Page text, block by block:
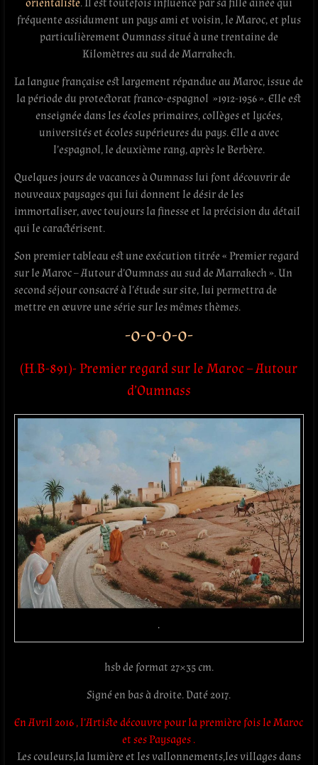
orientaliste. Il est toutefois influencé par sa fille ainée qui
fréquente assidument un pays ami et voisin, le Maroc, et plus
particulièrement Oumnass situé à une trentaine de
Kilomètres au sud de Marrakech.
La langue française est largement répandue au Maroc, issue de
la période du protectorat franco-espagnol »1912-1956 ». Elle est
enseignée dans les écoles primaires, collèges et lycées,
universités et écoles supérieures du pays. Elle a avec
l’espagnol, le deuxième rang, après le Berbère.
Quelques jours de vacances à Oumnass lui font découvrir de
nouveaux paysages qui lui donnent le désir de les
immortaliser, avec toujours la finesse et la précision du détail
qui le caractérisent.
Son premier tableau est une exécution titrée « Premier regard
sur le Maroc – Autour d’Oumnass au sud de Marrakech ». Un
second séjour consacré à l’étude sur site, lui permettra de
mettre en œuvre une série sur les mêmes thèmes.
-o-o-o-o-
(H.B-891)- Premier regard sur le Maroc – Autour
d’Oumnass
.
hsb de format 27×35 cm.
Signé en bas à droite. Daté 2017.
En Avril 2016 , l’Artiste découvre pour la première fois le Maroc
et ses Paysages .
Les couleurs,la lumière et les vallonnements,les villages dans